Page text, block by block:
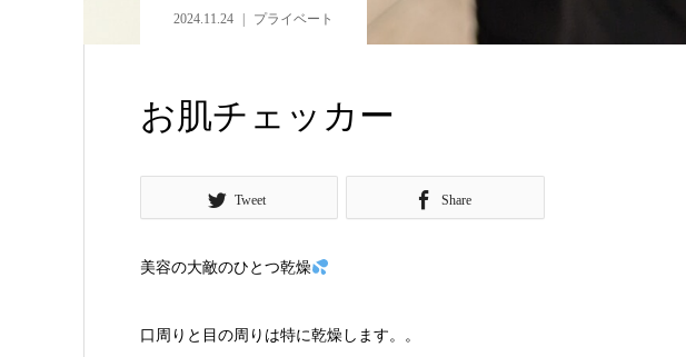
2024.11.24 プライベート
お肌チェッカー
Tweet Share
美容の大敵のひとつ乾燥
口周りと目の周りは特に乾燥します。。